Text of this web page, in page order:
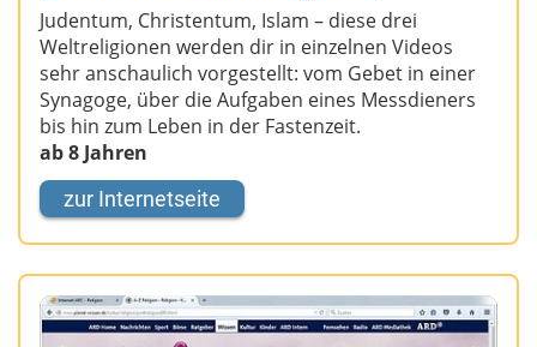
Judentum, Christentum, Islam – diese drei
Weltreligionen werden dir in einzelnen Videos
sehr anschaulich vorgestellt: vom Gebet in einer
Synagoge, über die Aufgaben eines Messdieners
bis hin zum Leben in der Fastenzeit.
ab 8 Jahren
zur Internetseite